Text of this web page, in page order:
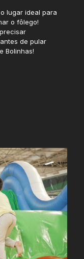
lugar ideal para
o fôlego!
de pular
Bolinhas!